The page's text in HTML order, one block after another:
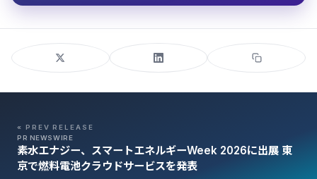
« PREV RELEASE
PR NEWSWIRE
素水エナジー、スマートエネルギーWeek 2026に出展 東
京で燃料電池クラウドサービスを発表